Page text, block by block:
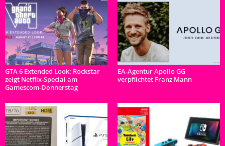
GTA 6 Extended Look: Rockstar
zeigt Netflix-Special am
Gamescom-Donnerstag
EA-Agentur Apollo GG
verpflichtet Franz Mann